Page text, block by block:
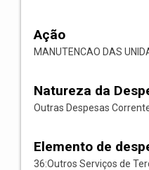
Ação
MANUTENCAO DAS
Natureza da
Outras Despesas
Elemento de
36:Outros Serviços de